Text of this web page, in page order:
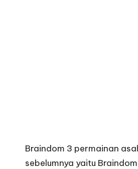
Braindom 3 permainan
sebelumnya yaitu